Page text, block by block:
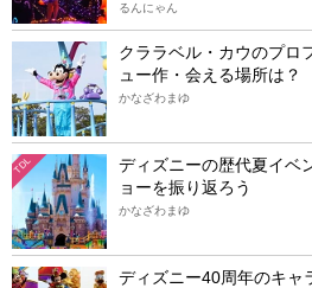
るんにゃん
クララベル・カウのプロ
ュー作・会える場所は？
かなざわまゆ
TDL
ディズニーの歴代夏イベ
ョーを振り返ろう
かなざわまゆ
ディズニー40周年のキャ